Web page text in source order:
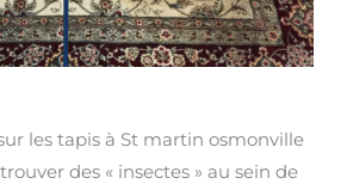
les tapis à St martin osmonville
des « insectes » au sein de